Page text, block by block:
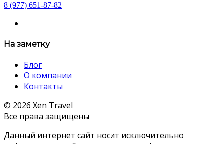
8 (977) 651-87-82
На заметку
Блог
О компании
Контакты
© 2026 Xen Travel
Все права защищены
Данный интернет сайт носит исключительно